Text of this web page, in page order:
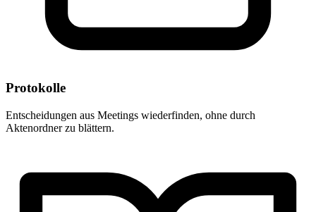
Protokolle
Entscheidungen aus Meetings wiederfinden, ohne durch
Aktenordner zu blättern.